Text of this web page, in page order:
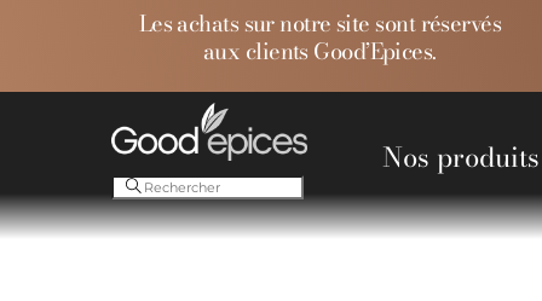
Les achats sur notre site sont réservés
aux clients Good’Epices.
Nos produits